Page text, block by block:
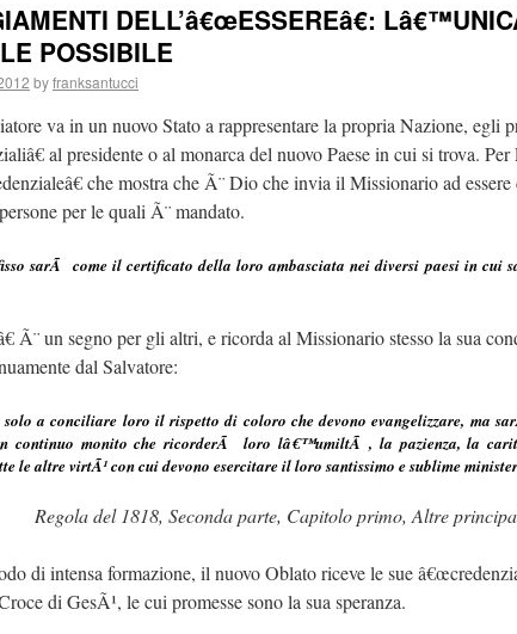
DELL’â€œESSEREâ€:
POSSIBILE
byfranksantucci
va in un nuovo Stato a rappresentare la propria Nazione, egli
al presidente o al monarca del nuovo Paese in cui si trova.
che mostra che Ã¨ Dio che invia il Missionario ad essere
per le quali Ã¨ mandato.
sarÃ come il certificato della loro ambasciata nei diversi paesi in cui
Ã¨ un segno per gli altri, e ricorda al Missionario stesso la sua
dal Salvatore:
a conciliare loro il rispetto di coloro che devono evangelizzare, ma
continuo monito che ricorderÃ loro lâ€™umiltÃ , la pazienza, la
le altre virtÃ¹ con cui devono esercitare il loro santissimo e sublime
Regola del 1818, Seconda parte, Capitolo primo, Altre
di intensa formazione, il nuovo Oblato riceve le sue
di GesÃ¹, le cui promesse sono la sua speranza.